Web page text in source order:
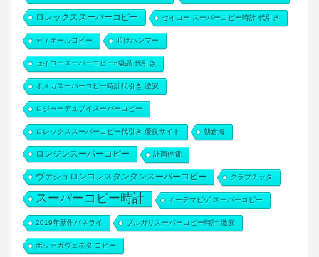
ロレックススーパーコピー セイコー スーパーコピー時計 代引き
ディオールコピー 叩けハンマー
セイコースーパーコピーn級品 代引き
オメガスーパーコピー時計代引き 激安
ロジャーデュブイスーパーコピー
ロレックススーパーコピー代引き 優良サイト 朝倉海
ロンジンスーパーコピー 計画停電
ヴァシュロンコンスタンタンスーパーコピー クラブチッタ
スーパーコピー時計 オーデマピゲ スーパーコピー
2019年新作パネライ ブルガリスーパーコピー時計 激安
ボッテガヴェネタ コピー